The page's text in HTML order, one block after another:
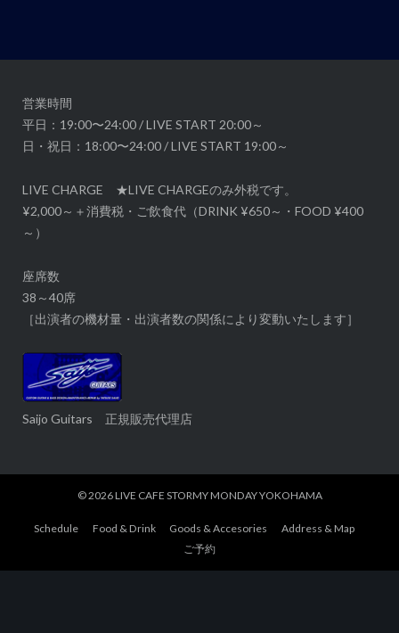
シ
ン
営業時間
平日：19:00〜24:00 / LIVE START 20:00～
日・祝日：18:00〜24:00 / LIVE START 19:00～
LIVE CHARGE ★LIVE CHARGEのみ外税です。
¥2,000～＋消費税・ご飲食代（DRINK ¥650～・FOOD ¥400
～）
座席数
38～40席
［出演者の機材量・出演者数の関係により変動いたします］
Saijo Guitars 正規販売代理店
© 2026LIVE CAFE STORMY MONDAY YOKOHAMA
Schedule Food & Drink Goods & Accesories
Address & Map
ご予約